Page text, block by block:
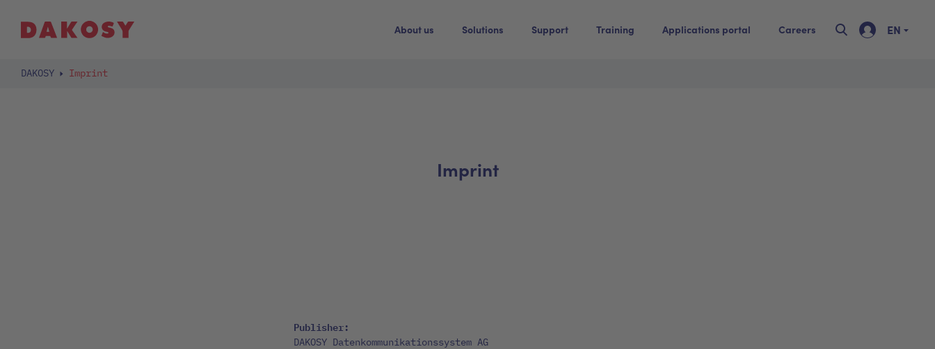
EN
About us Solutions Support Training Applications portal Careers
DAKOSY Imprint
Imprint
Publisher:
DAKOSY Datenkommunikationssystem AG